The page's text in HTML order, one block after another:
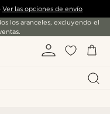
Ver las opciones de envío
los aranceles, excluyendo el